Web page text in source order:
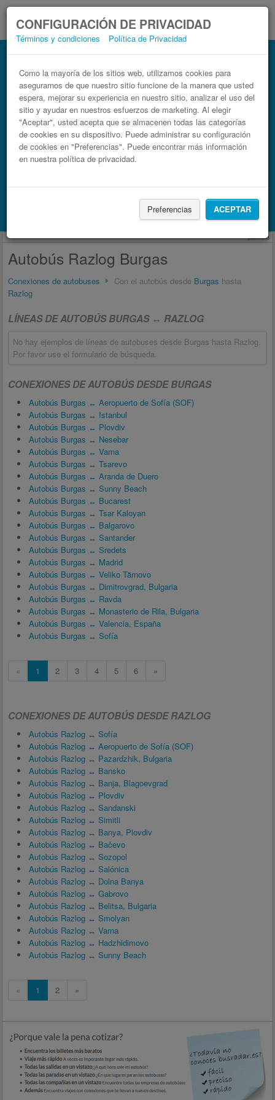
CONFIGURACIÓN DE PRIVACIDAD
Términos y condiciones Política de Privacidad
Como la mayoría de los sitios web, utilizamos cookies para
asegurarnos de que nuestro sitio funcione de la manera que usted
espera, mejorar su experiencia en nuestro sitio, analizar el uso del
sitio y ayudar en nuestros esfuerzos de marketing. Al elegir
"Aceptar", usted acepta que se almacenen todas las categorías
de cookies en su dispositivo. Puede administrar su configuración
de cookies en "Preferencias". Puede encontrar más información
en nuestra política de privacidad.
Preferencias ACEPTAR
Autobús Burgas Razlog
Billetes de autobuses en solo 3 pasos
Busca también alojamiento con Booking.com
publicidad
Autobús Razlog Burgas
Conexiones de autobuses Con el autobús desde Burgas hasta
Razlog
LÍNEAS DE AUTOBÚS BURGAS ↔ RAZLOG
No hay ejemplos de líneas de autobuses desde Burgas hasta Razlog.
Por favor use el formulario de búsqueda.
CONEXIONES DE AUTOBÚS DESDE BURGAS
Autobús Burgas ↔ Aeropuerto de Sofía (SOF)
Autobús Burgas ↔ Istanbul
Autobús Burgas ↔ Plovdiv
Autobús Burgas ↔ Nesebar
Autobús Burgas ↔ Varna
Autobús Burgas ↔ Tsarevo
Autobús Burgas ↔ Aranda de Duero
Autobús Burgas ↔ Sunny Beach
Autobús Burgas ↔ Bucarest
Autobús Burgas ↔ Tsar Kaloyan
Autobús Burgas ↔ Balgarovo
Autobús Burgas ↔ Santander
Autobús Burgas ↔ Sredets
Autobús Burgas ↔ Madrid
Autobús Burgas ↔ Veliko Tărnovo
Autobús Burgas ↔ Dimitrovgrad, Bulgaria
Autobús Burgas ↔ Ravda
Autobús Burgas ↔ Monasterio de Rila, Bulgaria
Autobús Burgas ↔ Valencia, España
Autobús Burgas ↔ Sofía
« 1 2 3 4 5 6 »
CONEXIONES DE AUTOBÚS DESDE RAZLOG
Autobús Razlog ↔ Sofía
Autobús Razlog ↔ Aeropuerto de Sofía (SOF)
Autobús Razlog ↔ Pazardzhik, Bulgaria
Autobús Razlog ↔ Bansko
Autobús Razlog ↔ Banja, Blagoevgrad
Autobús Razlog ↔ Plovdiv
Autobús Razlog ↔ Sandanski
Autobús Razlog ↔ Simitli
Autobús Razlog ↔ Banya, Plovdiv
Autobús Razlog ↔ Bačevo
Autobús Razlog ↔ Sozopol
Autobús Razlog ↔ Salónica
Autobús Razlog ↔ Dolna Banya
Autobús Razlog ↔ Gabrovo
Autobús Razlog ↔ Belitsa, Bulgaria
Autobús Razlog ↔ Smolyan
Autobús Razlog ↔ Varna
Autobús Razlog ↔ Hadzhidimovo
Autobús Razlog ↔ Sunny Beach
« 1 2 »